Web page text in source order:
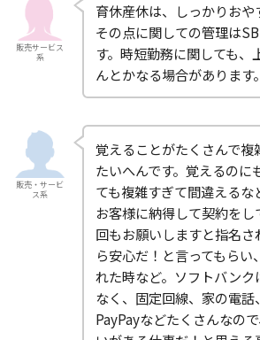
販売サービス
系
育休産休は、しっかりおや
その点に関しての管理は
す。時短勤務に関しても、
んとかなる場合があります。
販売・サービ
ス系
覚えることがたくさんで複
たいへんです。覚えるのに
ても複雑すぎて間違えるな
お客様に納得して契約を
回もお願いしますと指名
ら安心だ！と言ってもら
れた時など。ソフトバンク
なく、固定回線、家の電話
PayPayなどたくさんなの